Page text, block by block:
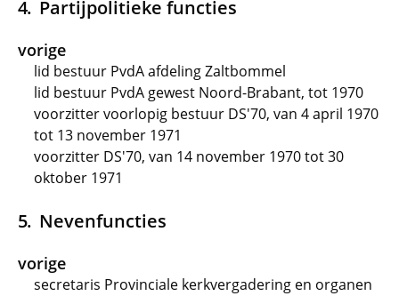
Partijpolitieke functies
vorige
lid bestuur PvdA afdeling Zaltbommel
lid bestuur PvdA gewest Noord-Brabant, tot 1970
voorzitter voorlopig bestuur DS'70, van 4 april 1970
tot 13 november 1971
voorzitter DS'70, van 14 november 1970 tot 30
oktober 1971
Nevenfuncties
vorige
secretaris Provinciale kerkvergadering en organen